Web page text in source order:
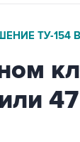
ТУ-154